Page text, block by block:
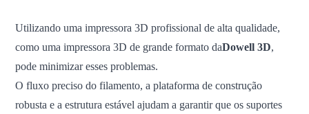
Utilizando uma impressora 3D profissional de alta qualidade,
como uma impressora 3D de grande formato daDowell 3D,
pode minimizar esses problemas.
O fluxo preciso do filamento, a plataforma de construção
robusta e a estrutura estável ajudam a garantir que os suportes